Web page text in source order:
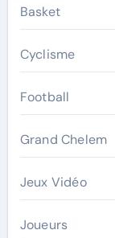
Basket
Cyclisme
Football
Grand Chelem
Jeux Vidéo
Joueurs